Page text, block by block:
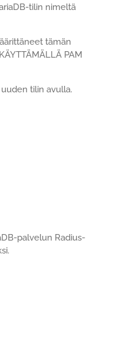
tilin nimeltä
tämän
PAM
tilin avulla.
palvelun Radius-